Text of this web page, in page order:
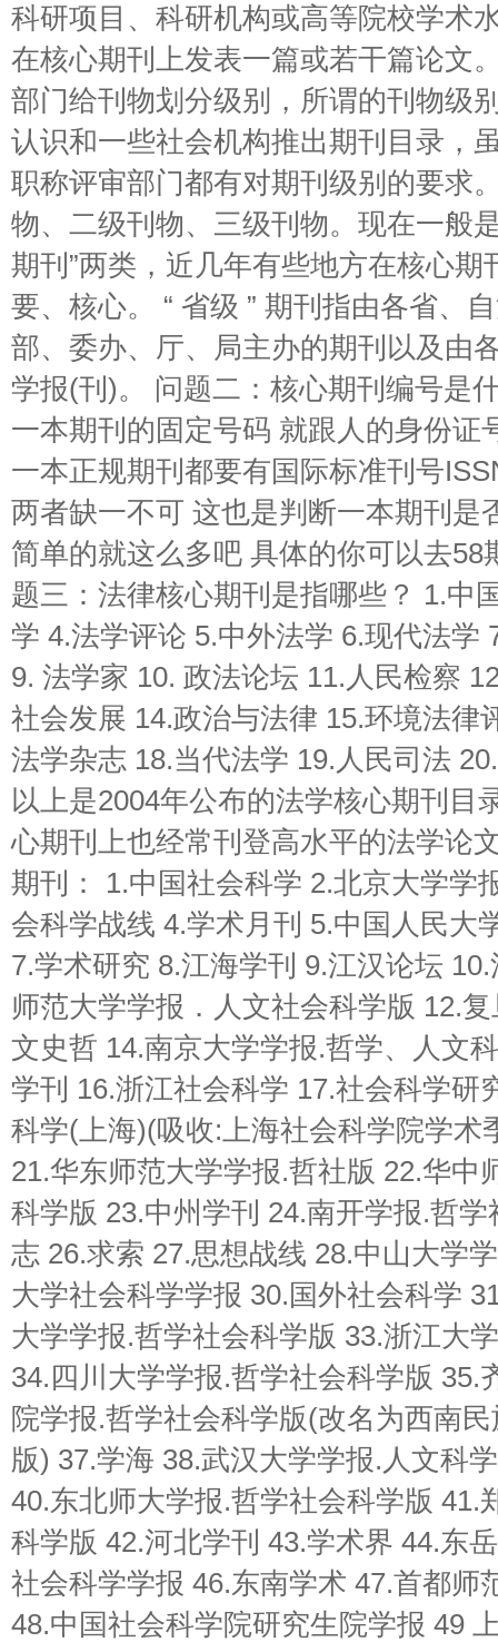
科研项目、科研机构或高等院校学术
在核心期刊上发表一篇或若干篇论文
部门给刊物划分级别，所谓的刊物级
认识和一些社会机构推出期刊目录，
职称评审部门都有对期刊级别的要求
物、二级刊物、三级刊物。现在一般
期刊”两类，近几年有些地方在核心期
要、核心。 “ 省级 ” 期刊指由各省、
部、委办、厅、局主办的期刊以及由
学报(刊)。 问题二：核心期刊编号是
一本期刊的固定号码 就跟人的身份证
一本正规期刊都要有国际标准刊号
两者缺一不可 这也是判断一本期刊是
简单的就这么多吧 具体的你可以去58
题三：法律核心期刊是指哪些？ 1.中
学 4.法学评论 5.中外法学 6.现代法学
9. 法学家 10. 政法论坛 11.人民检察
社会发展 14.政治与法律 15.环境法律
法学杂志 18.当代法学 19.人民司法
以上是2004年公布的法学核心期刊目
心期刊上也经常刊登高水平的法学论
期刊： 1.中国社会科学 2.北京大学学
会科学战线 4.学术月刊 5.中国人民大
7.学术研究 8.江海学刊 9.江汉论坛
师范大学学报．人文社会科学版 12.
文史哲 14.南京大学学报.哲学、人文
学刊 16.浙江社会科学 17.社会科学研
科学(上海)(吸收:上海社会科学院学术
21.华东师范大学学报.哲社版 22.华中
科学版 23.中州学刊 24.南开学报.哲
志 26.求索 27.思想战线 28.中山大学
大学社会科学学报 30.国外社会科学
大学学报.哲学社会科学版 33.浙江大
34.四川大学学报.哲学社会科学版 35.
院学报.哲学社会科学版(改名为西南
版) 37.学海 38.武汉大学学报.人文科
40.东北师大学报.哲学社会科学版 41.
科学版 42.河北学刊 43.学术界 44.东
社会科学学报 46.东南学术 47.首都师
48.中国社会科学院研究生院学报 49